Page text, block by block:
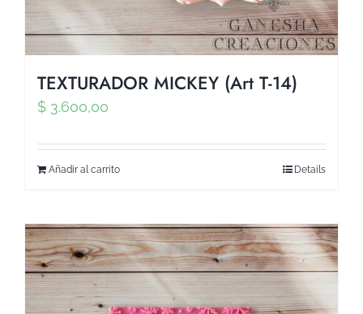
TEXTURADOR MICKEY (Art T-14)
$ 3.600,00
Añadir al carrito Details